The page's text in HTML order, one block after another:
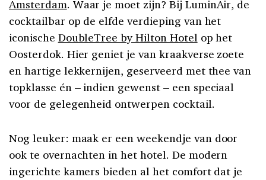
Amsterdam. Waar je moet zijn? Bij LuminAir, de
cocktailbar op de elfde verdieping van het
iconische DoubleTree by Hilton Hotelop het
Oosterdok. Hier geniet je van kraakverse zoete
en hartige lekkernijen, geserveerd met thee van
topklasse én – indien gewenst – een speciaal
voor de gelegenheid ontwerpen cocktail.
Nog leuker: maak er een weekendje van door
ook te overnachten in het hotel. De modern
ingerichte kamers bieden al het comfort dat je